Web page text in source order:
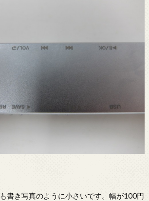
書き写真のように小さいです。幅が100円